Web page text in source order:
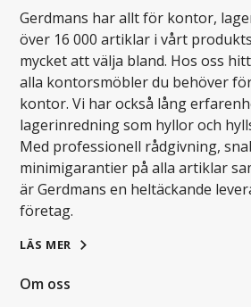
Gerdmans har allt för kontor,
över 16 000 artiklar i vårt
mycket att välja bland. Hos oss
alla kontorsmöbler du behöver
kontor. Vi har också lång
lagerinredning som hyllor och
Med professionell rådgivning,
minimigarantier på alla artiklar
är Gerdmans en heltäckande
företag.
LÄS MER
Om oss